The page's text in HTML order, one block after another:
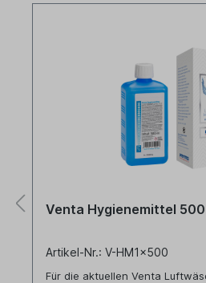
Venta Hygienemittel 500
Artikel-Nr.: V-HM1x500
Für die aktuellen Venta